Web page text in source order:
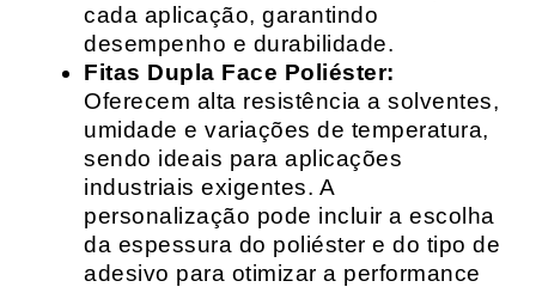
cada aplicação, garantindo
desempenho e durabilidade.
Fitas Dupla Face Poliéster:
Oferecem alta resistência a solventes,
umidade e variações de temperatura,
sendo ideais para aplicações
industriais exigentes. A
personalização pode incluir a escolha
da espessura do poliéster e do tipo de
adesivo para otimizar a performance